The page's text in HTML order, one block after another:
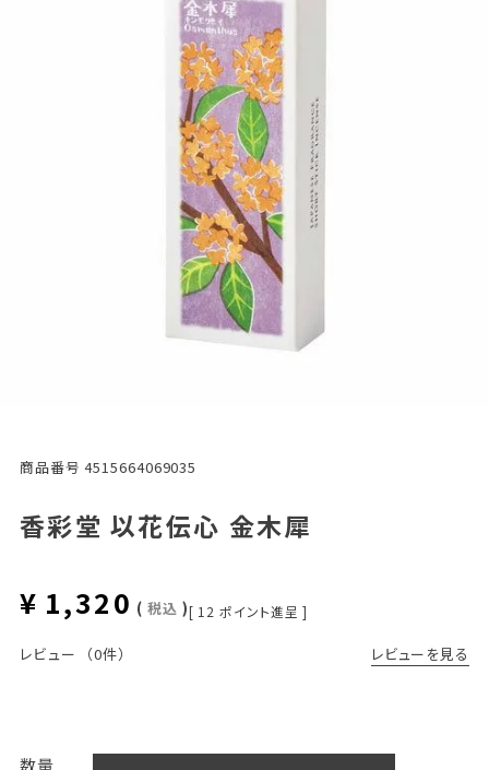
商品番号 4515664069035
香彩堂 以花伝心 金木犀
¥ 1,320 税込 [ 12 ポイント進呈 ]
レビュー （0件） レビューを見る